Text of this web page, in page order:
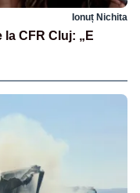
Ionuț Nichita
CFR Cluj: „E